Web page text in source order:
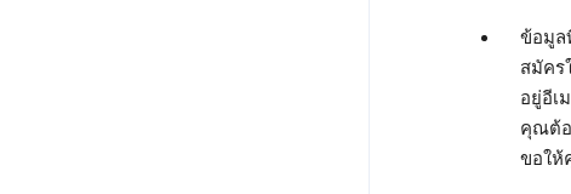
ข้อมูล
สมัคร
อยู่อีเ
คุณต้อ
ขอให้